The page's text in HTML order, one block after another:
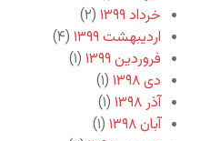
خرداد ۱۳۹۹
(۲)
اردیبهشت ۱۳۹۹
(۴)
فروردین ۱۳۹۹
(۱)
دی ۱۳۹۸
(۱)
آذر ۱۳۹۸
(۱)
آبان ۱۳۹۸
(۱)